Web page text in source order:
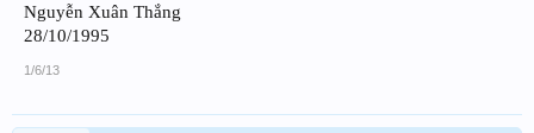
Nguyễn Xuân Thắng
28/10/1995
1/6/13